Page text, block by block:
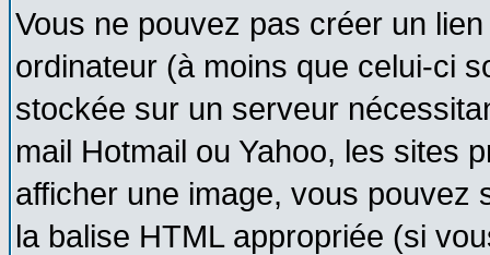
Vous ne pouvez pas créer un
ordinateur (à moins que celui-ci
stockée sur un serveur
mail Hotmail ou Yahoo, les sites
afficher une image, vous pouvez
la balise HTML appropriée (si